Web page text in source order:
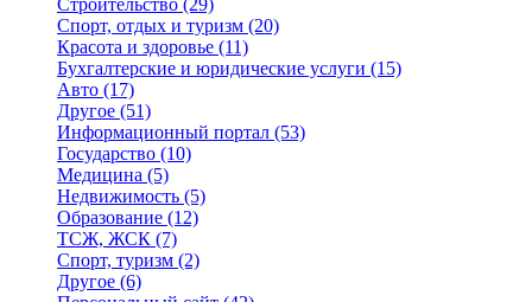
Строительство (29)
Спорт, отдых и туризм (20)
Красота и здоровье (11)
Бухгалтерские и юридические услуги (15)
Авто (17)
Другое (51)
Информационный портал (53)
Государство (10)
Медицина (5)
Недвижимость (5)
Образование (12)
ТСЖ, ЖСК (7)
Спорт, туризм (2)
Другое (6)